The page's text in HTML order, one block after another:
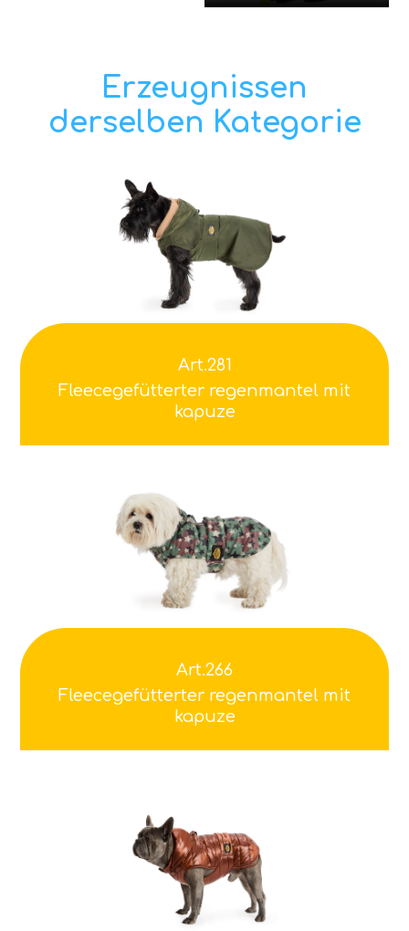
Erzeugnissen
derselben Kategorie
Art.281
Fleecegefütterter regenmantel mit
kapuze
Art.266
Fleecegefütterter regenmantel mit
kapuze